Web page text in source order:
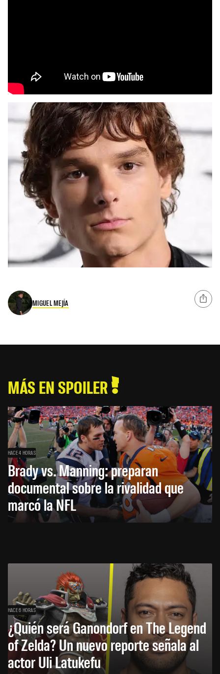
MIGUEL MEJÍA
MÁS EN SPOILER
HACE 4 HORAS
Brady vs. Manning: preparan
documental sobre la rivalidad que
marcó la NFL
HACE 6 HORAS
¿Quién será Ganondorf en The Legend
of Zelda? Un nuevo reporte señala al
actor Uli Latukefu